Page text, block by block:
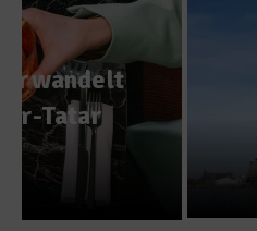
Die Zahl der
26.